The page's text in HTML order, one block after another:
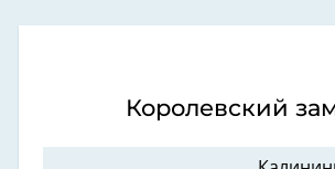
Королевский